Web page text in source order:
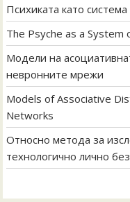
Психиката като
The Psyche as a System
Модели на
невронните мрежи
Models of Associative
Networks
Относно метода за
технологично лично